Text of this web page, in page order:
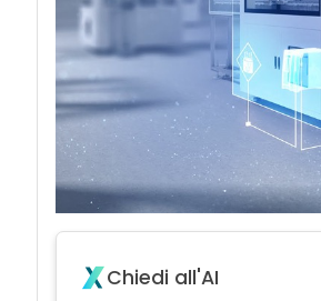
Chiedi all'AI